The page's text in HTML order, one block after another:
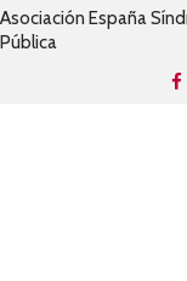
Asociación España
Pública